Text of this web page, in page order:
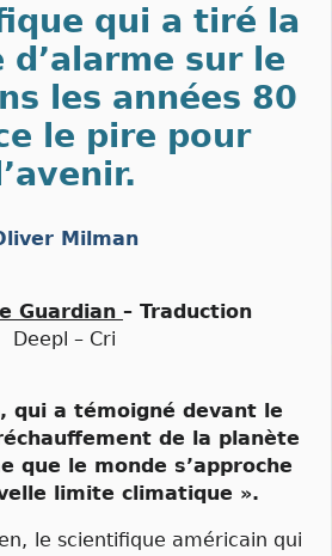
qui a tiré la
sur le
les années 80
le pire pour
l’avenir.
Milman
Guardian – Traduction
Deepl – Cri
qui a témoigné devant le
de la planète
que le monde s’approche
limite climatique ».
le scientifique américain qui